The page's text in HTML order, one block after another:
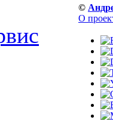
©
О